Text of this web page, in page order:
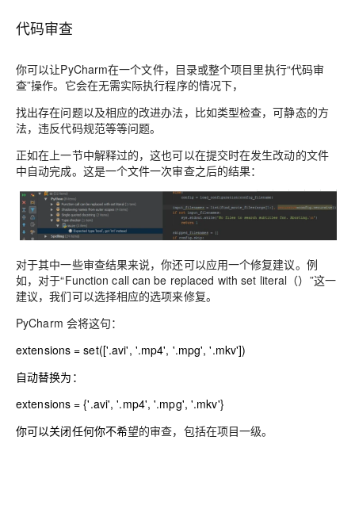
代码审查
你可以让PyCharm在一个文件，目录或整个项目里执行“代码审
查”操作。它会在无需实际执行程序的情况下，
找出存在问题以及相应的改进办法，比如类型检查，可静态的方
法，违反代码规范等等问题。
正如在上一节中解释过的，这也可以在提交时在发生改动的文件
中自动完成。这是一个文件一次审查之后的结果：
对于其中一些审查结果来说，你还可以应用一个修复建议。例
如，对于“Function call can be replaced with set literal（）”这一
建议，我们可以选择相应的选项来修复。
PyCharm 会将这句：
extensions = set(['.avi', '.mp4', '.mpg','.mkv'])
自动替换为：
extensions = {'.avi','.mp4','.mpg', '.mkv'}
你可以关闭任何你不希望的审查，包括在项目一级。